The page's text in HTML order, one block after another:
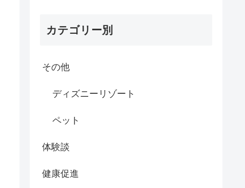
カテゴリー別
その他
ディズニーリゾート
ペット
体験談
健康促進